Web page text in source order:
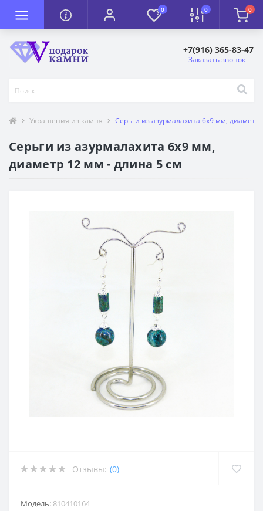
0 0 0
+7(916) 365-83-47
Заказать звонок
Украшения из камня Серьги из азурмалахита 6х9 мм,
Серьги из азурмалахита 6х9 мм,
диаметр 12 мм - длина 5 см
Отзывы: (0)
Модель: 810410164